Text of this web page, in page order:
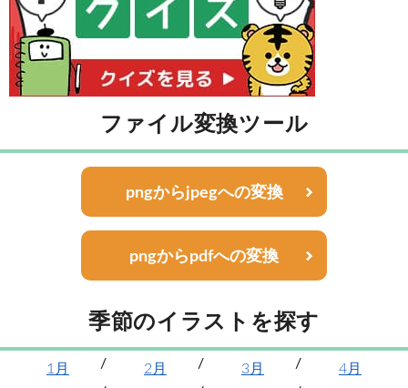
ファイル変換ツール
pngからjpegへの変換
pngからpdfへの変換
季節のイラストを探す
1月 2月 3月
4月